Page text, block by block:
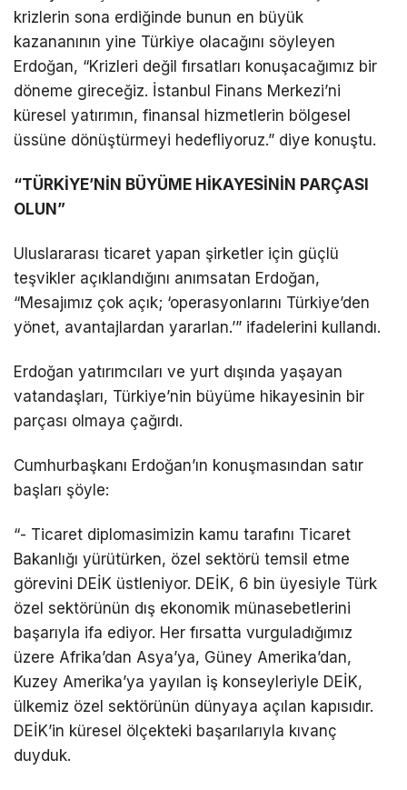
krizlerin sona erdiğinde bunun en büyük
kazananının yine Türkiye olacağını söyleyen
Erdoğan, “Krizleri değil fırsatları konuşacağımız bir
döneme gireceğiz. İstanbul Finans Merkezi’ni
küresel yatırımın, finansal hizmetlerin bölgesel
üssüne dönüştürmeyi hedefliyoruz.” diye konuştu.
“TÜRKİYE’NİN BÜYÜME HİKAYESİNİN PARÇASI
OLUN”
Uluslararası ticaret yapan şirketler için güçlü
teşvikler açıklandığını anımsatan Erdoğan,
“Mesajımız çok açık; ‘operasyonlarını Türkiye’den
yönet, avantajlardan yararlan.’” ifadelerini kullandı.
Erdoğan yatırımcıları ve yurt dışında yaşayan
vatandaşları, Türkiye’nin büyüme hikayesinin bir
parçası olmaya çağırdı.
Cumhurbaşkanı Erdoğan’ın konuşmasından satır
başları şöyle:
“- Ticaret diplomasimizin kamu tarafını Ticaret
Bakanlığı yürütürken, özel sektörü temsil etme
görevini DEİK üstleniyor. DEİK, 6 bin üyesiyle Türk
özel sektörünün dış ekonomik münasebetlerini
başarıyla ifa ediyor. Her fırsatta vurguladığımız
üzere Afrika’dan Asya’ya, Güney Amerika’dan,
Kuzey Amerika’ya yayılan iş konseyleriyle DEİK,
ülkemiz özel sektörünün dünyaya açılan kapısıdır.
DEİK’in küresel ölçekteki başarılarıyla kıvanç
duyduk.